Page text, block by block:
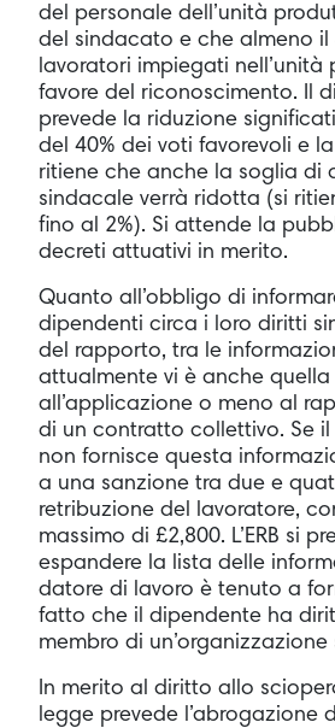
del personale dell’unità
del sindacato e che almeno il
lavoratori impiegati nell’unità
favore del riconoscimento. Il
prevede la riduzione
del 40% dei voti favorevoli e
ritiene che anche la soglia di
sindacale verrà ridotta (si
fino al 2%). Si attende la
decreti attuativi in merito.
Quanto all’obbligo di
dipendenti circa i loro diritti
del rapporto, tra le
attualmente vi è anche quella
all’applicazione o meno al
di un contratto collettivo. Se
non fornisce questa
a una sanzione tra due e
retribuzione del lavoratore,
massimo di £2,800. L’ERB si
espandere la lista delle
datore di lavoro è tenuto a
fatto che il dipendente ha
membro di
In merito al diritto allo
legge prevede l’abrogazione